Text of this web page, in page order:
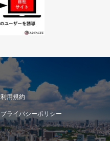
利用規約
プライバシーポリシー